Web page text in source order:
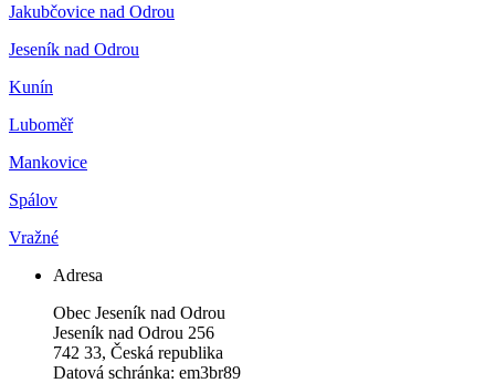
Jakubčovice nad Odrou
Jeseník nad Odrou
Kunín
Luboměř
Mankovice
Spálov
Vražné
Adresa
Obec Jeseník nad Odrou
Jeseník nad Odrou 256
742 33, Česká republika
Datová schránka: em3br89